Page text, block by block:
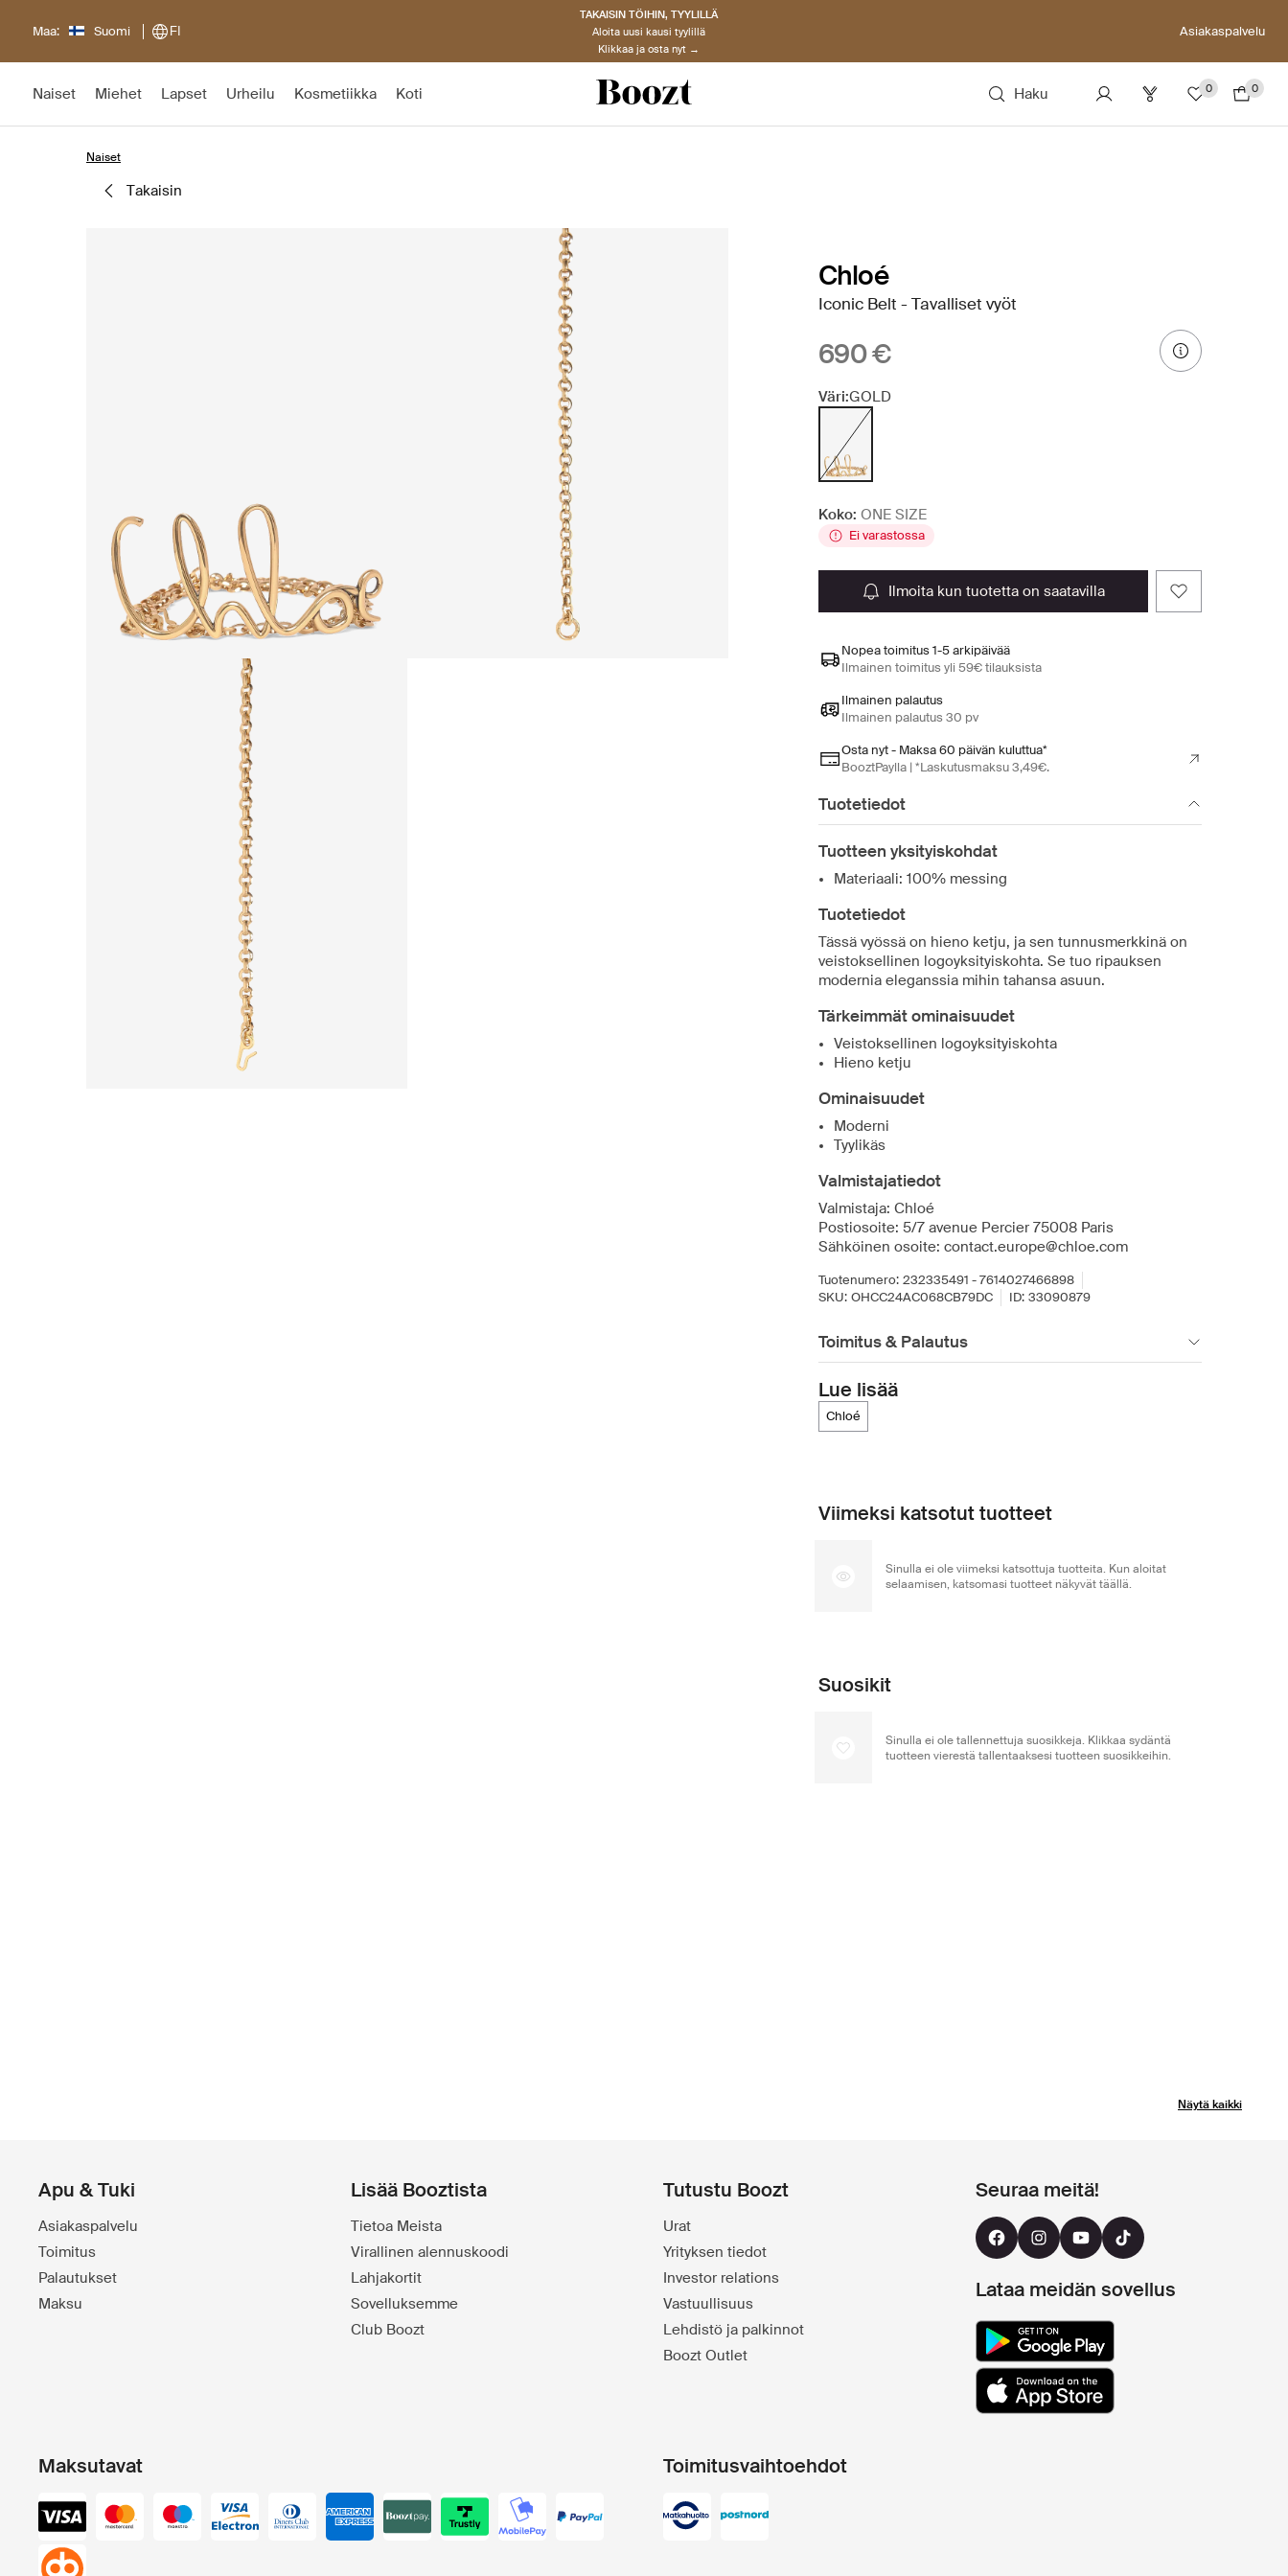
Maa: Suomi FI
TAKAISIN TÖIHIN, TYYLILLÄ
Aloita uusi kausi tyylillä
Klikkaa ja osta nyt →
Asiakaspalvelu
Naiset Miehet Lapset Urheilu Kosmetiikka Koti Haku 0 0
Naiset
takaisin
Chloé
Iconic Belt - Tavalliset vyöt
690 €
Väri:GOLD
Koko: ONE SIZE
Ei varastossa
ilmoita kun tuotetta on saatavilla
Nopea toimitus 1-5 arkipäivää
Ilmainen toimitus yli 59€ tilauksista
Ilmainen palautus
Ilmainen palautus 30 pv
Osta nyt - Maksa 60 päivän kuluttua*
BooztPaylla | *Laskutusmaksu 3,49€.
Tuotetiedot
Tuotteen yksityiskohdat
Materiaali: 100% messing
Tuotetiedot
Tässä vyössä on hieno ketju, ja sen tunnusmerkkinä on
veistoksellinen logoyksityiskohta. Se tuo ripauksen
modernia eleganssia mihin tahansa asuun.
Tärkeimmät ominaisuudet
Veistoksellinen logoyksityiskohta
Hieno ketju
Ominaisuudet
Moderni
Tyylikäs
Valmistajatiedot
Valmistaja: Chloé
Postiosoite: 5/7 avenue Percier 75008 Paris
Sähköinen osoite: contact.europe@chloe.com
Tuotenumero: 232335491 - 7614027466898
SKU: OHCC24AC068CB79DC ID: 33090879
Toimitus & Palautus
Lue lisää
chloé
Viimeksi katsotut tuotteet
Sinulla ei ole viimeksi katsottuja tuotteita. Kun aloitat
selaamisen, katsomasi tuotteet näkyvät täällä.
Suosikit
Sinulla ei ole tallennettuja suosikkeja. Klikkaa sydäntä
tuotteen vierestä tallentaaksesi tuotteen suosikkeihin.
Näytä kaikki
Apu & Tuki
Asiakaspalvelu
Toimitus
Palautukset
Maksu
Lisää Booztista
Tietoa Meista
Virallinen alennuskoodi
Lahjakortit
Sovelluksemme
Club Boozt
Tutustu Boozt
Urat
Yrityksen tiedot
Investor relations
Vastuullisuus
Lehdistö ja palkinnot
Boozt Outlet
Seuraa meitä!
Lataa meidän sovellus
Maksutavat Toimitusvaihtoehdot